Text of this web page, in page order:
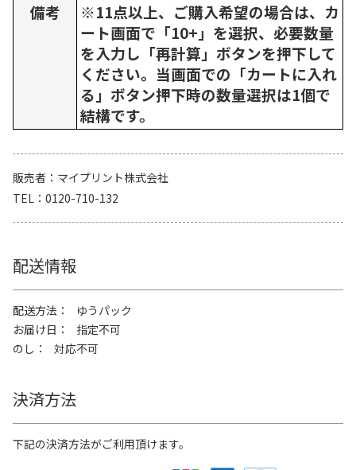
備考
※11点以上、ご購入希望の場合は、カ
ート画面で「10+」を選択、必要数量
を入力し「再計算」ボタンを押下して
ください。当画面での「カートに入れ
る」ボタン押下時の数量選択は1個で
結構です。
販売者
マイプリント株式会社
TEL
0120-710-132
配送情報
配送方法
ゆうパック
お届け日
指定不可
のし
対応不可
決済方法
下記の決済方法がご利用頂けます。